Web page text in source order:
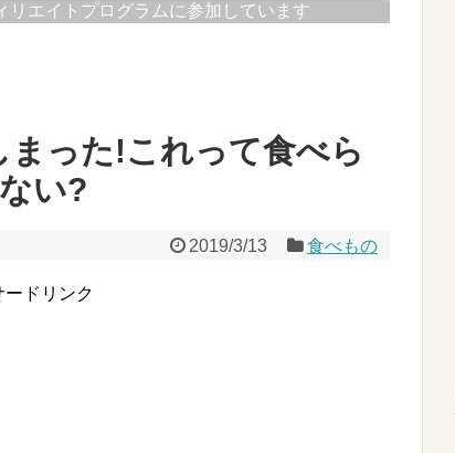
リエイトプログラムに参加しています
った!これって食べら
い?
2019/3/13 食べもの
ードリンク